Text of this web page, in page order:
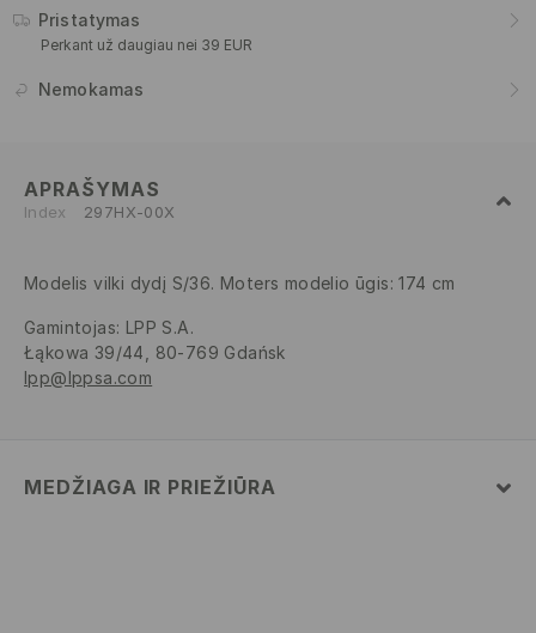
Pristatymas
Perkant už daugiau nei 39 EUR
Nemokamas
APRAŠYMAS
Index 297HX-00X
Modelis vilki dydį S/36. Moters modelio ūgis: 174 cm
Gamintojas: LPP S.A.
Łąkowa 39/44, 80-769 Gdańsk
lpp@lppsa.com
MEDŽIAGA IR PRIEŽIŪRA